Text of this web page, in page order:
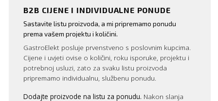
B2B CIJENE I INDIVIDUALNE PONUDE
Sastavite listu proizvoda, a mi pripremamo ponudu
prema vašem projektu i količini.
GastroElekt posluje prvenstveno s poslovnim kupcima.
Cijene i uvjeti ovise o količini, roku isporuke, projektu i
potrebnoj usluzi, zato za svaku listu proizvoda
pripremamo individualnu, službenu ponudu.
Dodajte proizvode na listu za ponudu. Nakon slanja